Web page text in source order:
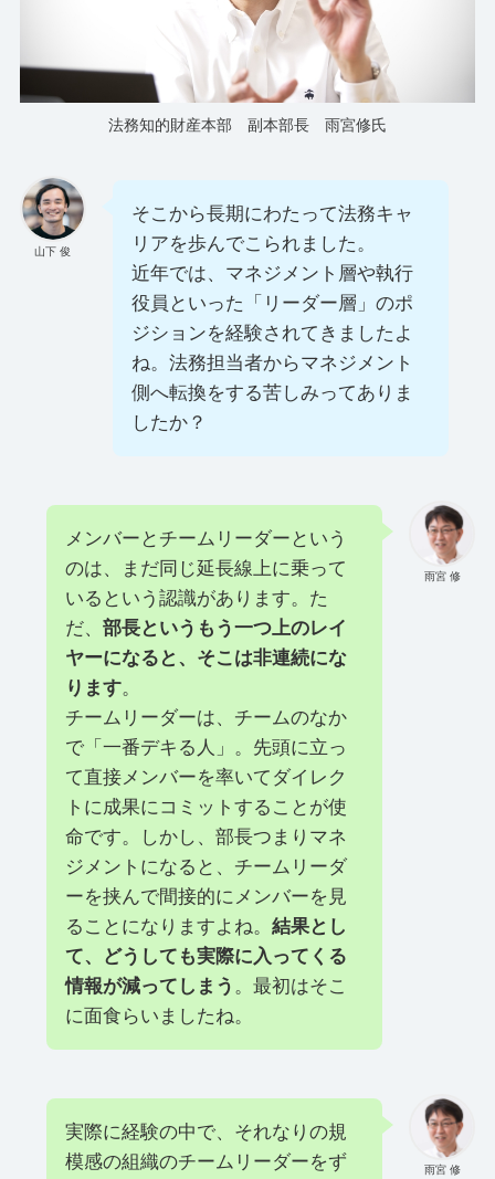
法務知的財産本部 副本部長 雨宮修氏
山下 俊
そこから長期にわたって法務キャ
リアを歩んでこられました。
近年では、マネジメント層や執行
役員といった「リーダー層」のポ
ジションを経験されてきましたよ
ね。法務担当者からマネジメント
側へ転換をする苦しみってありま
したか？
雨宮 修
メンバーとチームリーダーという
のは、まだ同じ延長線上に乗って
いるという認識があります。た
だ、 部長というもう一つ上のレイ
ヤーになると、そこは非連続にな
ります。
チームリーダーは、チームのなか
で「一番デキる人」。先頭に立っ
て直接メンバーを率いてダイレク
トに成果にコミットすることが使
命です。しかし、部長つまりマネ
ジメントになると、チームリーダ
ーを挟んで間接的にメンバーを見
ることになりますよね。 結果とし
て、どうしても実際に入ってくる
情報が減ってしまう 。最初はそこ
に面食らいましたね。
雨宮 修
実際に経験の中で、それなりの規
模感の組織のチームリーダーをず